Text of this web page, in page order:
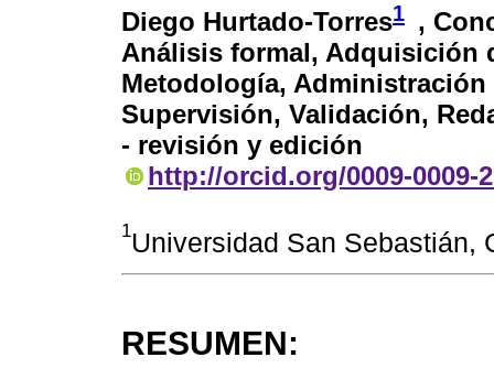
Diego Hurtado-Torres1 ,
Análisis formal, Adquisición
Metodología,
Supervisión, Validación,
- revisión y edición
http://orcid.org/0009-0009-
1Universidad San Sebastián,
RESUMEN: